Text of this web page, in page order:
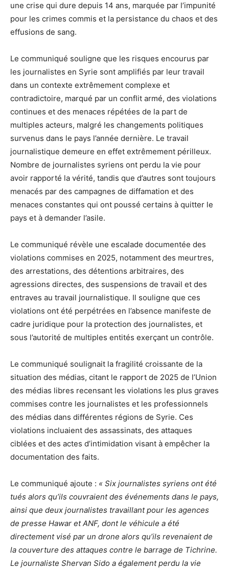
une crise qui dure depuis 14 ans, marquée par l’impunité
pour les crimes commis et la persistance du chaos et des
effusions de sang.
Le communiqué souligne que les risques encourus par
les journalistes en Syrie sont amplifiés par leur travail
dans un contexte extrêmement complexe et
contradictoire, marqué par un conflit armé, des violations
continues et des menaces répétées de la part de
multiples acteurs, malgré les changements politiques
survenus dans le pays l’année dernière. Le travail
journalistique demeure en effet extrêmement périlleux.
Nombre de journalistes syriens ont perdu la vie pour
avoir rapporté la vérité, tandis que d’autres sont toujours
menacés par des campagnes de diffamation et des
menaces constantes qui ont poussé certains à quitter le
pays et à demander l’asile.
Le communiqué révèle une escalade documentée des
violations commises en 2025, notamment des meurtres,
des arrestations, des détentions arbitraires, des
agressions directes, des suspensions de travail et des
entraves au travail journalistique. Il souligne que ces
violations ont été perpétrées en l’absence manifeste de
cadre juridique pour la protection des journalistes, et
sous l’autorité de multiples entités exerçant un contrôle.
Le communiqué soulignait la fragilité croissante de la
situation des médias, citant le rapport de 2025 de l’Union
des médias libres recensant les violations les plus graves
commises contre les journalistes et les professionnels
des médias dans différentes régions de Syrie. Ces
violations incluaient des assassinats, des attaques
ciblées et des actes d’intimidation visant à empêcher la
documentation des faits.
Le communiqué ajoute : « Six journalistes syriens ont été
tués alors qu’ils couvraient des événements dans le pays,
ainsi que deux journalistes travaillant pour les agences
de presse Hawar et ANF, dont le véhicule a été
directement visé par un drone alors qu’ils revenaient de
la couverture des attaques contre le barrage de Tichrine.
Le journaliste Shervan Sido a également perdu la vie